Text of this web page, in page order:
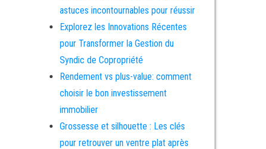
astuces incontournables pour réussir
Explorez les Innovations Récentes
pour Transformer la Gestion du
Syndic de Copropriété
Rendement vs plus-value: comment
choisir le bon investissement
immobilier
Grossesse et silhouette : Les clés
pour retrouver un ventre plat après